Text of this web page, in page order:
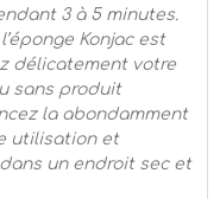
3 à 5 minutes.
Konjac est
délicatement votre
sans produit
la abondamment
utilisation et
un endroit sec et